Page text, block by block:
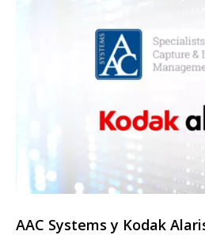
AAC Systems y Kodak